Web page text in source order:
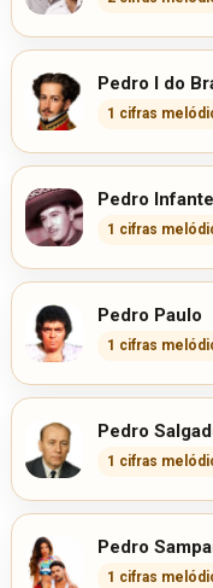
Pedro I do
1 cifras
Pedro Infante
1 cifras
Pedro Paulo
1 cifras
Pedro
1 cifras
Pedro
1 cifras